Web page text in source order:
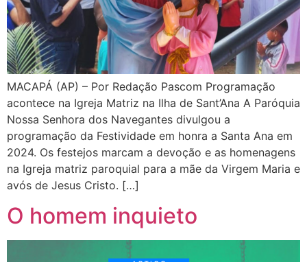
MACAPÁ (AP) – Por Redação Pascom Programação
acontece na Igreja Matriz na Ilha de Sant’Ana A Paróquia
Nossa Senhora dos Navegantes divulgou a
programação da Festividade em honra a Santa Ana em
2024. Os festejos marcam a devoção e as homenagens
na Igreja matriz paroquial para a mãe da Virgem Maria e
avós de Jesus Cristo. […]
O homem inquieto